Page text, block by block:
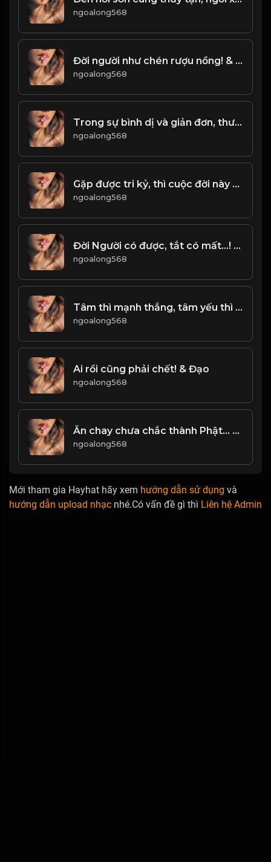
ngoalong568
Đời người như chén rượu nồng! & Đạo
ngoalong568
Trong sự bình dị và giản đơn, thường ẩn chứa sự vĩ đại! & Đạo
ngoalong568
Gặp được tri kỷ, thì cuộc đời này mới không ân hận! Đạo
ngoalong568
Đời Người có được, tắt có mất...! Đạo
ngoalong568
Tâm thì mạnh thắng, tâm yếu thì đánh! Đạo
ngoalong568
Ai rồi cũng phải chết! & Đạo
ngoalong568
Ăn chay chưa chắc thành Phật… ăn mặn chưa chắc thành ma hướng
ngoalong568
Mới tham gia Hayhat hãy xem hướng dẫn sử dụng và
hướng dẫn upload nhạc nhé.Có vấn đề gì thì Liên hệ Admin